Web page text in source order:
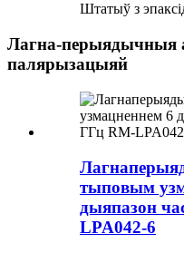
Штатыў з
Лагна-перыядычныя
палярызацыяй
тыповым
дыяпазон
LPA042-6